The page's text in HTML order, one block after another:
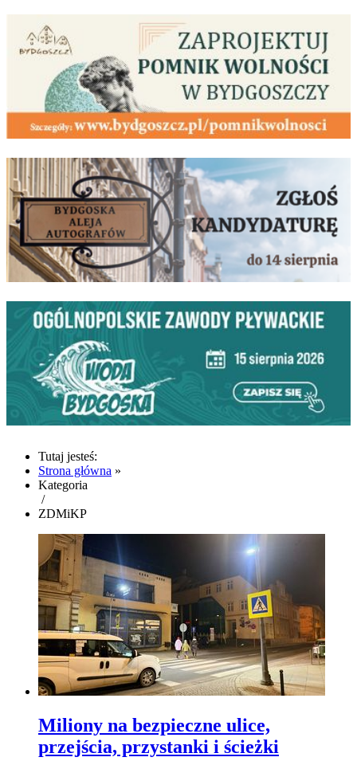
Tutaj jesteś:
Strona główna »
Kategoria
/
ZDMiKP
Miliony na bezpieczne ulice,
przejścia, przystanki i ścieżki